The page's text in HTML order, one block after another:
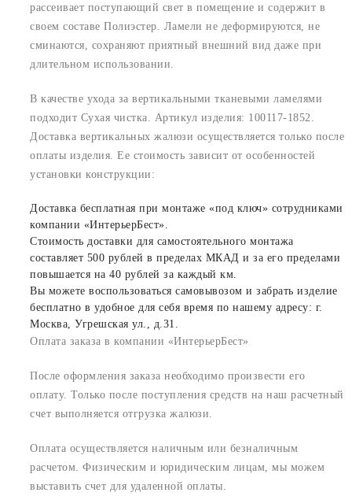
рассеивает поступающий свет в помещение и содержит в
своем составе Полиэстер. Ламели не деформируются, не
сминаются, сохраняют приятный внешний вид даже при
длительном использовании.
В качестве ухода за вертикальными тканевыми ламелями
подходит Сухая чистка. Артикул изделия: 100117-1852.
Доставка вертикальных жалюзи осуществляется только после
оплаты изделия. Ее стоимость зависит от особенностей
установки конструкции:
Доставка бесплатная при монтаже «под ключ» сотрудниками
компании «ИнтерьерБест».
Стоимость доставки для самостоятельного монтажа
составляет 500 рублей в пределах МКАД и за его пределами
повышается на 40 рублей за каждый км.
Вы можете воспользоваться самовывозом и забрать изделие
бесплатно в удобное для себя время по нашему адресу: г.
Москва, Угрешская ул., д.31.
Оплата заказа в компании «ИнтерьерБест»
После оформления заказа необходимо произвести его
оплату. Только после поступления средств на наш расчетный
счет выполняется отгрузка жалюзи.
Оплата осуществляется наличным или безналичным
расчетом. Физическим и юридическим лицам, мы можем
выставить счет для удаленной оплаты.